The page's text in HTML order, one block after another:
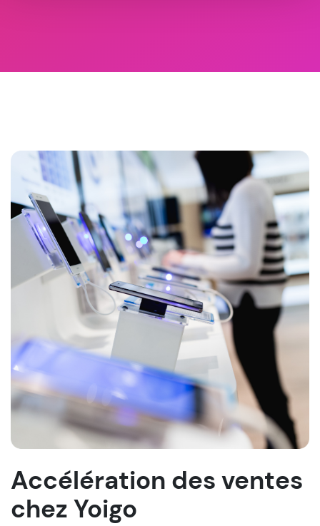
Accélération des ventes
chez Yoigo